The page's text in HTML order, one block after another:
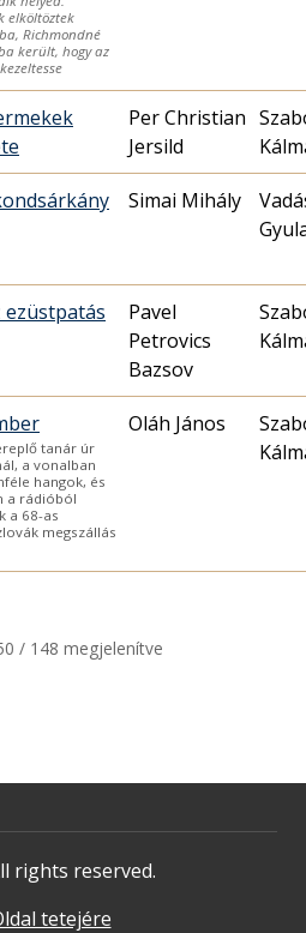
elköltöztek
Richmondné
került, hogy az
Per Christian
Jersild
Simai Mihály
ezüstpatás
Pavel
Petrovics
Bazsov
tanár úr
a vonalban
hangok, és
a rádióból
a 68-as
megszállás
Oláh János
/ 148 megjelenítve
rights reserved.
tetejére